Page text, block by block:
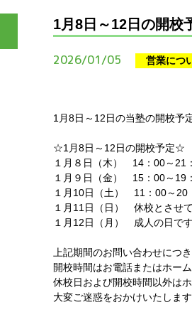
1月8日～12日の開校
2026/01/05 営業につ
1月8日～12日の当塾の開校予
☆1月8日～12日の開校予定☆
１月８日（木） 14：00～21
１月９日（金） 15：00～19
１月10日（土） 11：00～20
１月11日（日） 休校とさせて
１月12日（月） 成人の日で
上記期間のお問い合わせにつき
開校時間はお電話またはホー
休校日および開校時間以外は
大変ご迷惑をおかけいたしま